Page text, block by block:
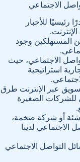
الاجتماعي
للأخبار
يتوقع فيه أكثر من 70٪ من المستهلكين وجود
الاجتماعي، حيث
استراتيجية
عبر الإنترنت طرق
للشركات الصغيرة
أو شركة ضخمة،
الاجتماعي لدينا
التواصل الاجتماعي